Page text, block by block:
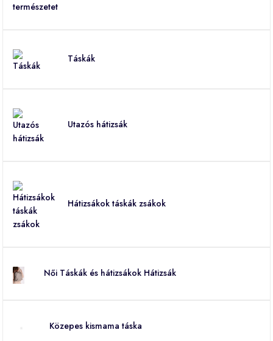
Táskák
Utazós hátizsák
Hátizsákok táskák zsákok
Női Táskák és hátizsákok Hátizsák
Közepes kismama táska